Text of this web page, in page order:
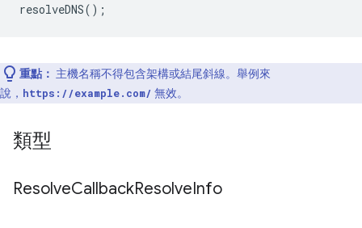
resolveDNS();
重點： 主機名稱不得包含架構或結尾斜線。舉例來
說， https://example.com/ 無效。
類型
ResolveCallbackResolveInfo